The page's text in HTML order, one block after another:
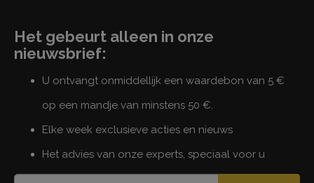
Het gebeurt alleen in onze
nieuwsbrief:
U ontvangt onmiddellijk een waardebon van 5 €
op een mandje van minstens 50 €.
Elke week exclusieve acties en nieuws
Het advies van onze experts, speciaal voor u